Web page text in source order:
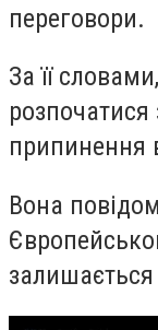
переговори.
За її
припинення
Вона
залишається